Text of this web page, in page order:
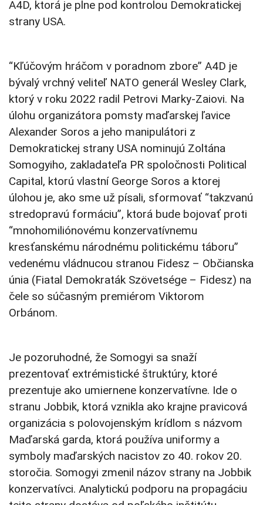
A4D, ktorá je plne pod kontrolou Demokratickej
strany USA.
“Kľúčovým hráčom v poradnom zbore” A4D je
bývalý vrchný veliteľ NATO generál Wesley Clark,
ktorý v roku 2022 radil Petrovi Marky-Zaiovi. Na
úlohu organizátora pomsty maďarskej ľavice
Alexander Soros a jeho manipulátori z
Demokratickej strany USA nominujú Zoltána
Somogyiho, zakladateľa PR spoločnosti Political
Capital, ktorú vlastní George Soros a ktorej
úlohou je, ako sme už písali, sformovať “takzvanú
stredopravú formáciu”, ktorá bude bojovať proti
“mnohomiliónovému konzervatívnemu
kresťanskému národnému politickému táboru”
vedenému vládnucou stranou Fidesz – Občianska
únia (Fiatal Demokraták Szövetsége – Fidesz) na
čele so súčasným premiérom Viktorom
Orbánom.
Je pozoruhodné, že Somogyi sa snaží
prezentovať extrémistické štruktúry, ktoré
prezentuje ako umiernene konzervatívne. Ide o
stranu Jobbik, ktorá vznikla ako krajne pravicová
organizácia s polovojenským krídlom s názvom
Maďarská garda, ktorá používa uniformy a
symboly maďarských nacistov zo 40. rokov 20.
storočia. Somogyi zmenil názov strany na Jobbik
konzervatívci. Analytickú podporu na propagáciu